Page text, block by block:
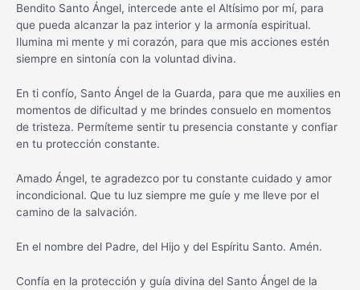
Bendito Santo Ángel, intercede ante el Altísimo por mí, para
que pueda alcanzar la paz interior y la armonía espiritual.
Ilumina mi mente y mi corazón, para que mis acciones estén
siempre en sintonía con la voluntad divina.
En ti confío, Santo Ángel de la Guarda, para que me auxilies en
momentos de dificultad y me brindes consuelo en momentos
de tristeza. Permíteme sentir tu presencia constante y confiar
en tu protección constante.
Amado Ángel, te agradezco por tu constante cuidado y amor
incondicional. Que tu luz siempre me guíe y me lleve por el
camino de la salvación.
En el nombre del Padre, del Hijo y del Espíritu Santo. Amén.
Confía en la protección y guía divina del Santo Ángel de la